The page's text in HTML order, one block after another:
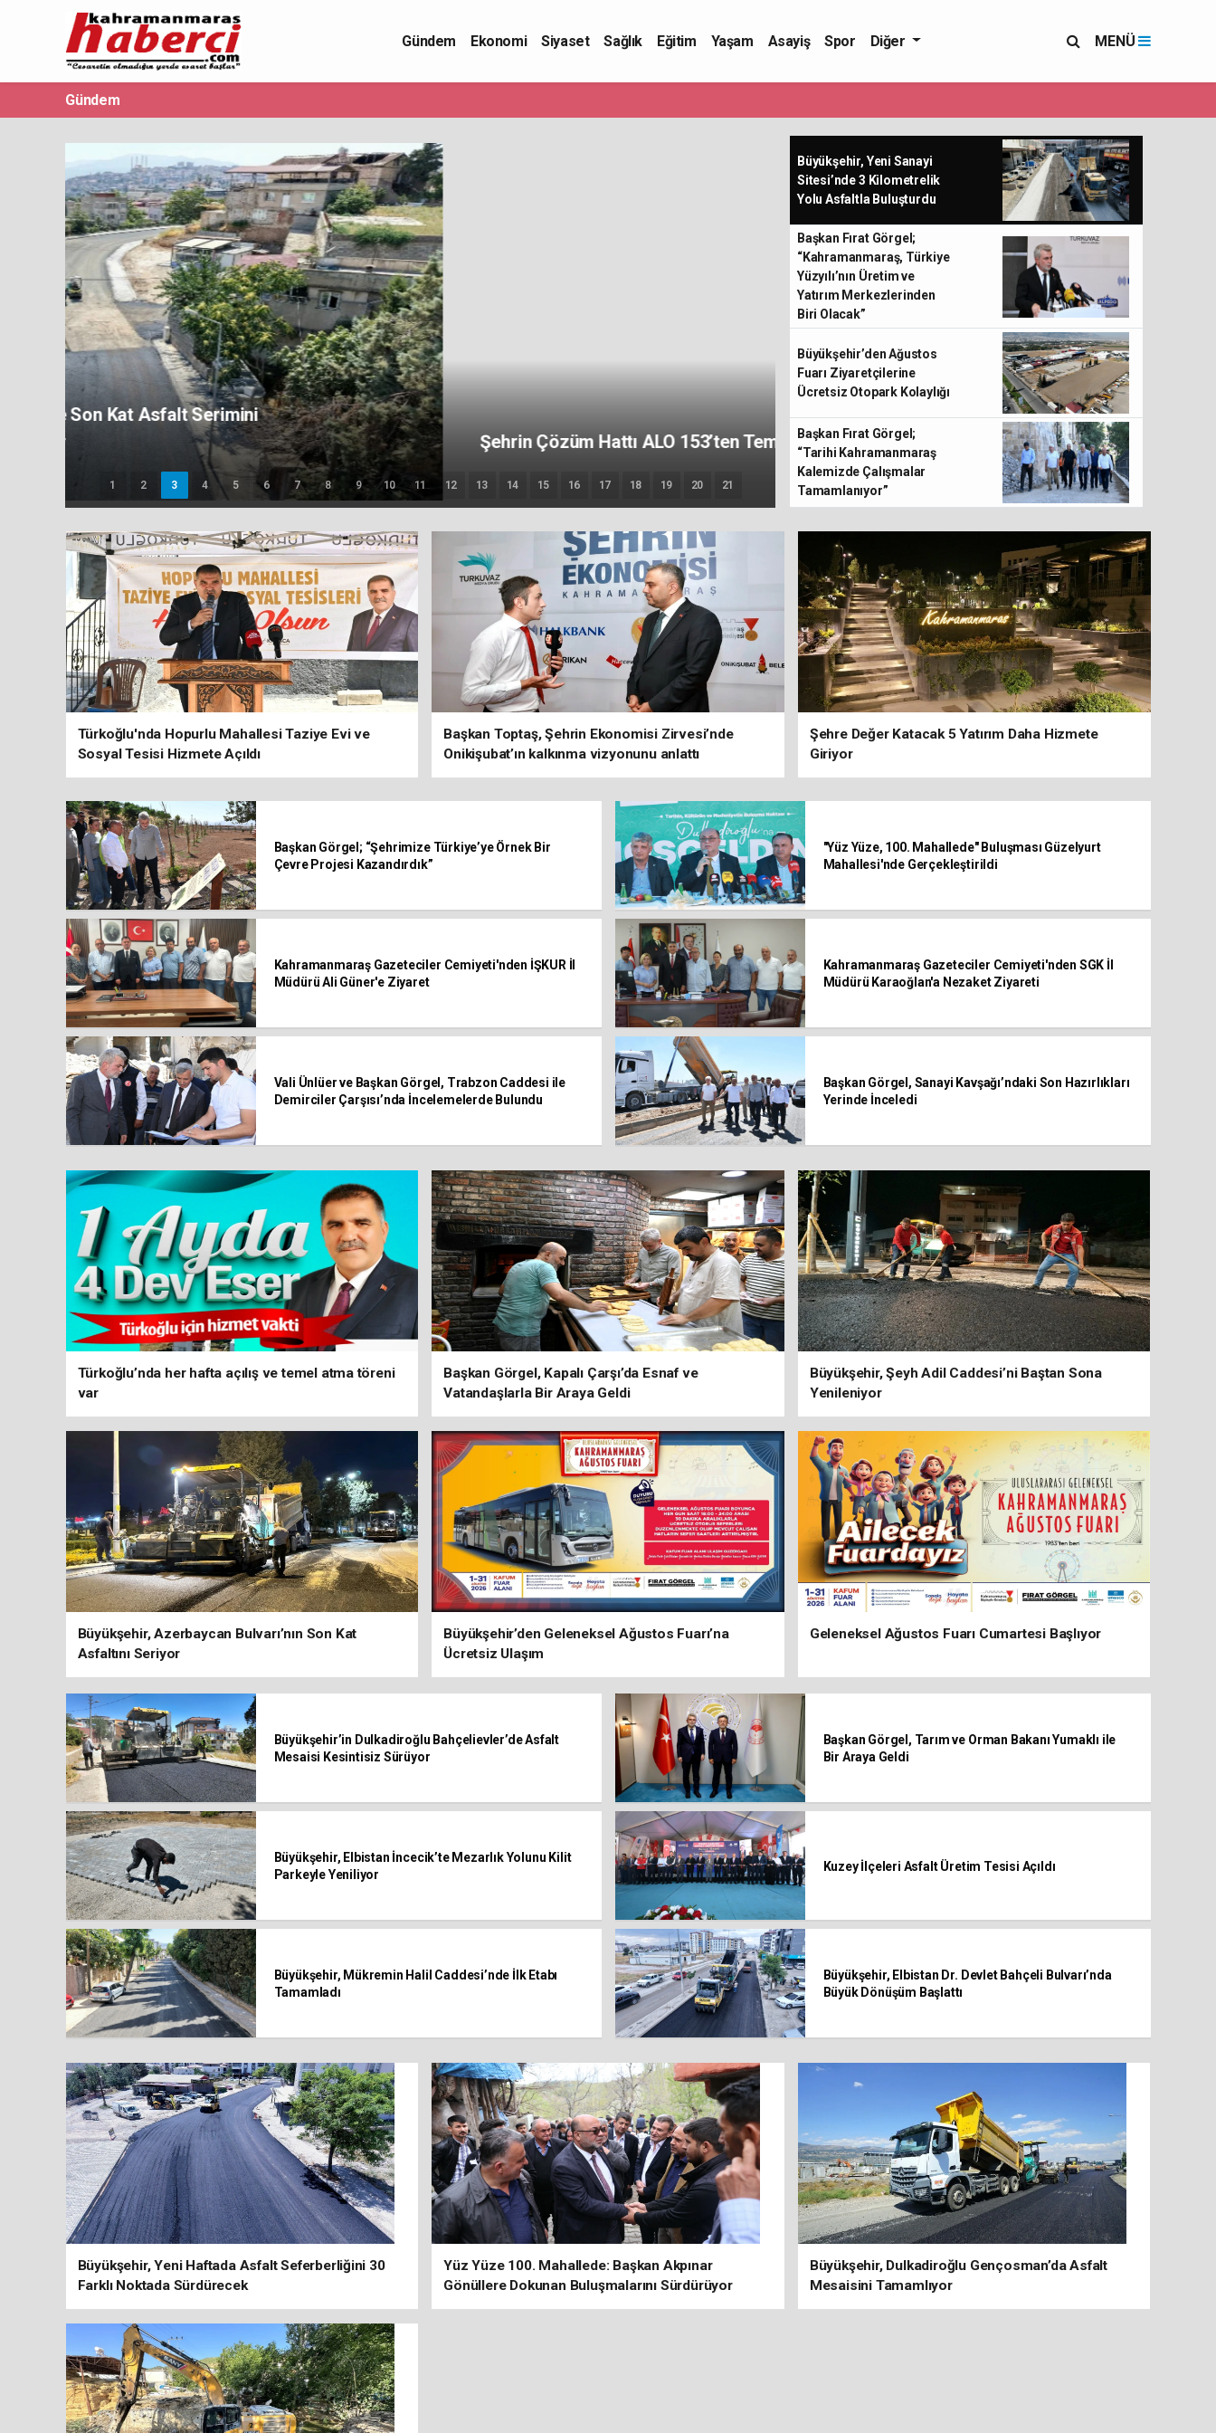
Gündem Ekonomi Siyaset Sağlık Eğitim Yaşam Asayiş Spor Diğer MENÜ
Gündem
Şehrin Çözüm Hattı ALO 153’ten Temmuz Ayında Etkin Hizmet
Dulkadiroğlu Belediyesi Ağustos Ayı Meclis
Gerçekleştirildi
1 2 3 4 5 6 7 8 9 10 11 12 13 14 15 16 17 18 19 20 21
Büyükşehir, Yeni Sanayi
Sitesi’nde 3 Kilometrelik
Yolu Asfaltla Buluşturdu
Başkan Fırat Görgel;
“Kahramanmaraş, Türkiye
Yüzyılı’nın Üretim ve
Yatırım Merkezlerinden
Biri Olacak”
Büyükşehir’den Ağustos
Fuarı Ziyaretçilerine
Ücretsiz Otopark Kolaylığı
Başkan Fırat Görgel;
“Tarihi Kahramanmaraş
Kalemizde Çalışmalar
Tamamlanıyor”
Türkoğlu'nda Hopurlu Mahallesi Taziye Evi ve
Sosyal Tesisi Hizmete Açıldı
Başkan Toptaş, Şehrin Ekonomisi Zirvesi’nde
Onikişubat’ın kalkınma vizyonunu anlattı
Şehre Değer Katacak 5 Yatırım Daha Hizmete
Giriyor
Başkan Görgel; “Şehrimize Türkiye’ye Örnek Bir
Çevre Projesi Kazandırdık”
"Yüz Yüze, 100. Mahallede" Buluşması Güzelyurt
Mahallesi'nde Gerçekleştirildi
Kahramanmaraş Gazeteciler Cemiyeti'nden İŞKUR İl
Müdürü Ali Güner'e Ziyaret
Kahramanmaraş Gazeteciler Cemiyeti'nden SGK İl
Müdürü Karaoğlan'a Nezaket Ziyareti
Vali Ünlüer ve Başkan Görgel, Trabzon Caddesi ile
Demirciler Çarşısı’nda İncelemelerde Bulundu
Başkan Görgel, Sanayi Kavşağı’ndaki Son Hazırlıkları
Yerinde İnceledi
Türkoğlu’nda her hafta açılış ve temel atma töreni
var
Başkan Görgel, Kapalı Çarşı’da Esnaf ve
Vatandaşlarla Bir Araya Geldi
Büyükşehir, Şeyh Adil Caddesi’ni Baştan Sona
Yenileniyor
Büyükşehir, Azerbaycan Bulvarı’nın Son Kat
Asfaltını Seriyor
Büyükşehir’den Geleneksel Ağustos Fuarı’na
Ücretsiz Ulaşım
Geleneksel Ağustos Fuarı Cumartesi Başlıyor
Büyükşehir’in Dulkadiroğlu Bahçelievler’de Asfalt
Mesaisi Kesintisiz Sürüyor
Başkan Görgel, Tarım ve Orman Bakanı Yumaklı ile
Bir Araya Geldi
Büyükşehir, Elbistan İncecik’te Mezarlık Yolunu Kilit
Parkeyle Yeniliyor
Kuzey İlçeleri Asfalt Üretim Tesisi Açıldı
Büyükşehir, Mükremin Halil Caddesi’nde İlk Etabı
Tamamladı
Büyükşehir, Elbistan Dr. Devlet Bahçeli Bulvarı’nda
Büyük Dönüşüm Başlattı
Büyükşehir, Yeni Haftada Asfalt Seferberliğini 30
Farklı Noktada Sürdürecek
Yüz Yüze 100. Mahallede: Başkan Akpınar
Gönüllere Dokunan Buluşmalarını Sürdürüyor
Büyükşehir, Dulkadiroğlu Gençosman’da Asfalt
Mesaisini Tamamlıyor